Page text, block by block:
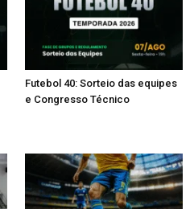
Futebol 40: Sorteio das equipes
e Congresso Técnico